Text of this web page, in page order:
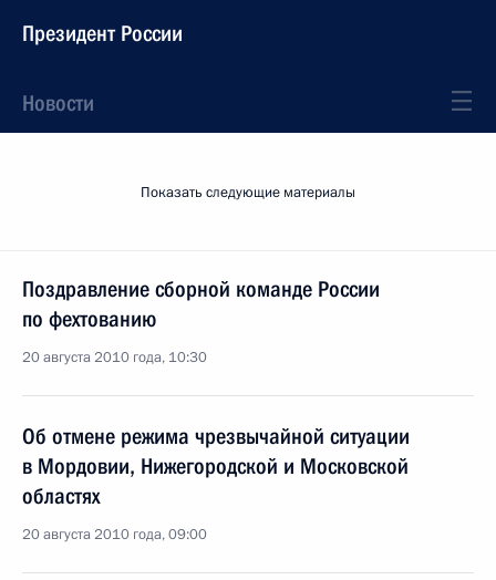
Президент России
Новости
Показать следующие материалы
Поздравление сборной команде России
по фехтованию
20 августа 2010 года, 10:30
Об отмене режима чрезвычайной ситуации
в Мордовии, Нижегородской и Московской
областях
20 августа 2010 года, 09:00